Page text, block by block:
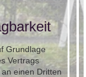
Grundlage
Vertrags
einen Dritten